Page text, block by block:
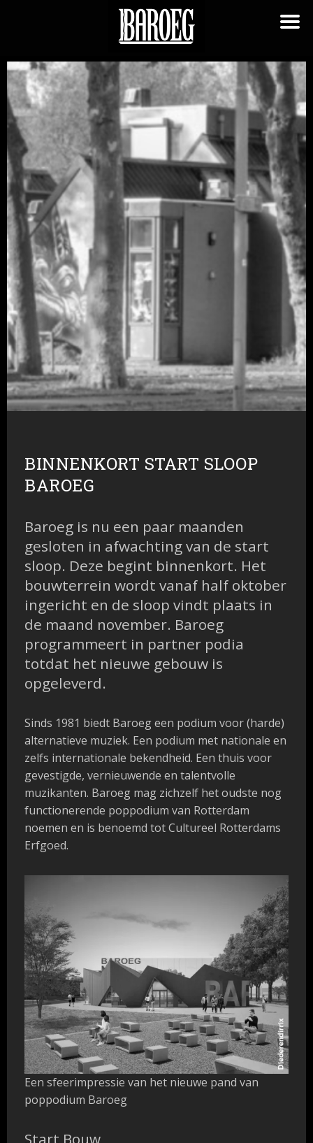
BINNENKORT START SLOOP
BAROEG
Baroeg is nu een paar maanden
gesloten in afwachting van de start
sloop. Deze begint binnenkort. Het
bouwterrein wordt vanaf half oktober
ingericht en de sloop vindt plaats in
de maand november. Baroeg
programmeert in partner podia
totdat het nieuwe gebouw is
opgeleverd.
Sinds 1981 biedt Baroeg een podium voor (harde)
alternatieve muziek. Een podium met nationale en
zelfs internationale bekendheid. Een thuis voor
gevestigde, vernieuwende en talentvolle
muzikanten. Baroeg mag zichzelf het oudste nog
functionerende poppodium van Rotterdam
noemen en is benoemd tot Cultureel Rotterdams
Erfgoed.
Een sfeerimpressie van het nieuwe pand van
poppodium Baroeg
Start Bouw